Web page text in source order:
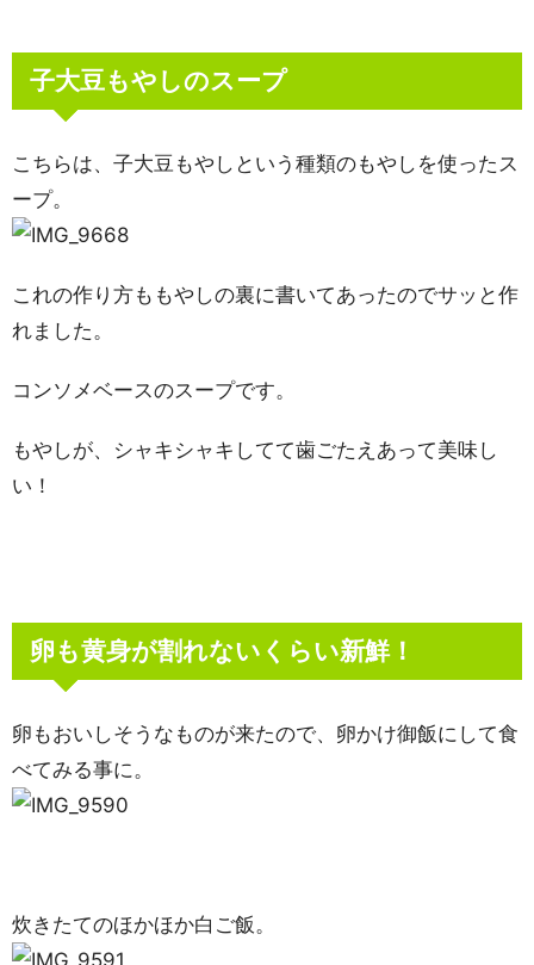
子大豆もやしのスープ
こちらは、子大豆もやしという種類のもやしを使ったス
ープ。
これの作り方ももやしの裏に書いてあったのでサッと作
れました。
コンソメベースのスープです。
もやしが、シャキシャキしてて歯ごたえあって美味し
い！
卵も黄身が割れないくらい新鮮！
卵もおいしそうなものが来たので、卵かけ御飯にして食
べてみる事に。
炊きたてのほかほか白ご飯。